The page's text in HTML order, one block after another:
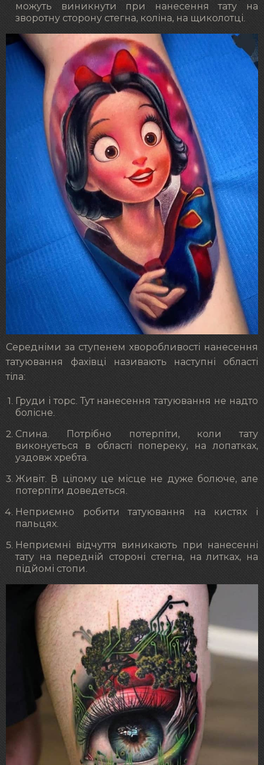
можуть виникнути при нанесення тату на
зворотну сторону стегна, коліна, на щиколотці.
Середніми за ступенем хворобливості нанесення
татуювання фахівці називають наступні області
тіла:
Груди і торс. Тут нанесення татуювання не надто
болісне.
Спина. Потрібно потерпіти, коли тату
виконується в області попереку, на лопатках,
уздовж хребта.
Живіт. В цілому це місце не дуже болюче, але
потерпіти доведеться.
Неприємно робити татуювання на кистях і
пальцях.
Неприємні відчуття виникають при нанесенні
тату на передній стороні стегна, на литках, на
підйомі стопи.